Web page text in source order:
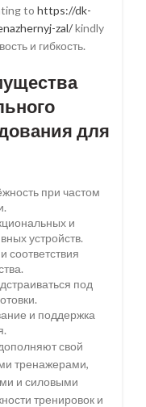
to https://dk-
zal/kindly
и гибкость.
для
при частом
и
устройств.
соответствия
под
и поддержка
свой
тренажерами,
и силовыми
тренировок и